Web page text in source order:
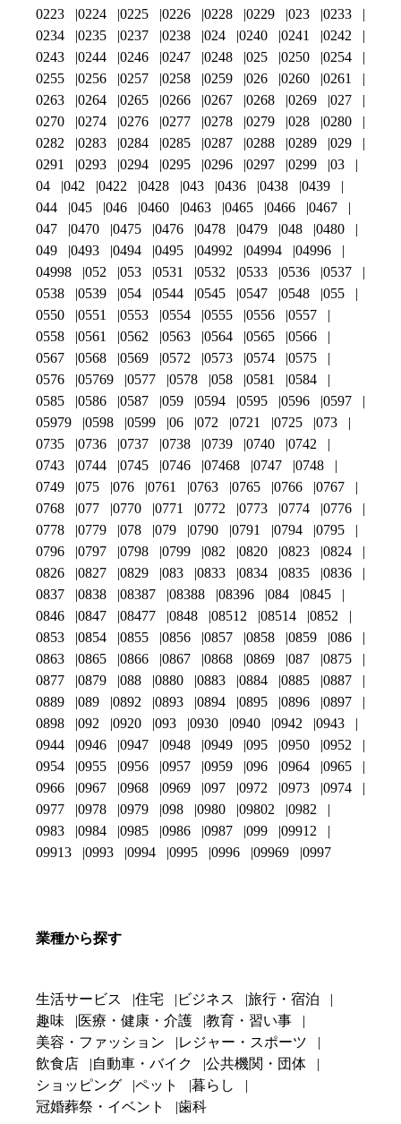
0223
0224 0225 0226 0228 0229 023
0233
0234
0235 0237 0238 024 0240 0241
0242
0243
0244 0246 0247 0248 025 0250
0254
0255
0256 0257 0258 0259 026 0260
0261
0263
0264 0265 0266 0267 0268 0269
027
0270
0274 0276 0277 0278 0279 028
0280
0282
0283 0284 0285 0287 0288 0289
029
0291
0293 0294 0295 0296 0297 0299
03
04
042 0422 0428 043 0436 0438
0439
044
045 046 0460 0463 0465 0466
0467
047
0470 0475 0476 0478 0479 048
0480
049
0493 0494 0495 04992 04994
04996
04998
052 053 0531 0532 0533 0536
0537
0538
0539 054 0544 0545 0547 0548
055
0550
0551 0553 0554 0555 0556
0557
0558
0561 0562 0563 0564 0565
0566
0567
0568 0569 0572 0573 0574
0575
0576
05769 0577 0578 058 0581
0584
0585
0586 0587 059 0594 0595 0596
0597
05979
0598 0599 06 072 0721 0725
073
0735
0736 0737 0738 0739 0740
0742
0743
0744 0745 0746 07468 0747
0748
0749
075 076 0761 0763 0765 0766
0767
0768
077 0770 0771 0772 0773 0774
0776
0778
0779 078 079 0790 0791 0794
0795
0796
0797 0798 0799 082 0820 0823
0824
0826
0827 0829 083 0833 0834 0835
0836
0837
0838 08387 08388 08396 084
0845
0846
0847 08477 0848 08512 08514
0852
0853
0854 0855 0856 0857 0858 0859
086
0863
0865 0866 0867 0868 0869 087
0875
0877
0879 088 0880 0883 0884 0885
0887
0889
089 0892 0893 0894 0895 0896
0897
0898
092 0920 093 0930 0940 0942
0943
0944
0946 0947 0948 0949 095 0950
0952
0954
0955 0956 0957 0959 096 0964
0965
0966
0967 0968 0969 097 0972 0973
0974
0977
0978 0979 098 0980 09802
0982
0983
0984 0985 0986 0987 099
09912
09913
0993 0994 0995 0996 09969 0997
業種から探す
生活サービス 住宅 ビジネス
旅行・宿泊
趣味
医療・健康・介護
教育・習い事
美容・ファッション
レジャー・スポーツ
飲食店
自動車・バイク
公共機関・団体
ショッピング
ペット
暮らし
冠婚葬祭・イベント
歯科